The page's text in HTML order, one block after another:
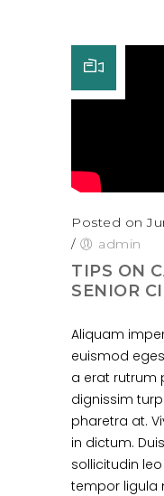
Posted on
/
admin
TIPS ON
SENIOR
Aliquam
euismod
a erat rutrum
dignissim
pharetra at.
in dictum.
sollicitudin
tempor ligula